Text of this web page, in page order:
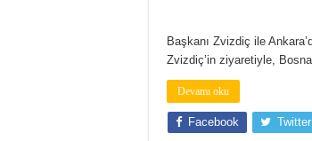
Başkanı Zvizdiç ile
Zvizdiç’in ziyaretiyle,
Devamı oku
Facebook Twitter